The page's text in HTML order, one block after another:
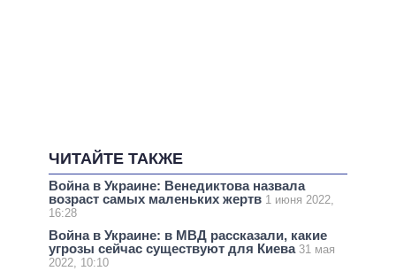
ЧИТАЙТЕ ТАКЖЕ
Война в Украине: Венедиктова назвала
возраст самых маленьких жертв 1 июня 2022,
16:28
Война в Украине: в МВД рассказали, какие
угрозы сейчас существуют для Киева 31 мая
2022, 10:10